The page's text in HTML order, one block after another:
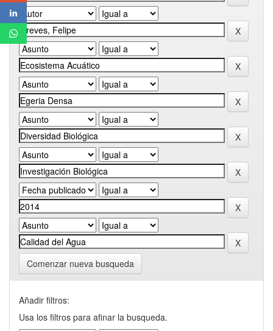
Comenzar nueva busqueda
Añadir filtros:
Usa los filtros para afinar la busqueda.